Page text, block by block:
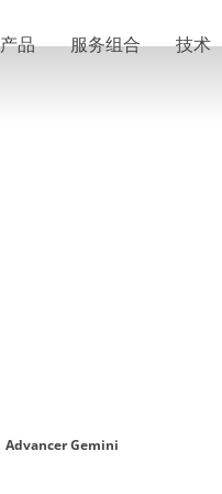
产品 服务组合 技术
Advancer Gemini